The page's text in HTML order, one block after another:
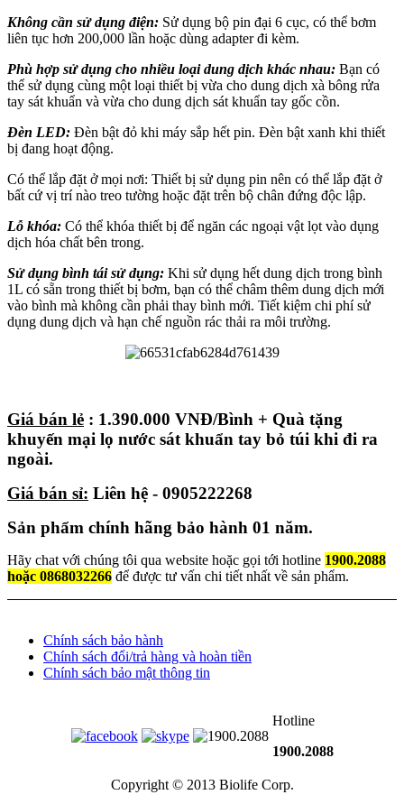
Không cần sử dụng điện: Sử dụng bộ pin đại 6 cục, có thể bơm
liên tục hơn 200,000 lần hoặc dùng adapter đi kèm.
Phù hợp sử dụng cho nhiều loại dung dịch khác nhau: Bạn có
thể sử dụng cùng một loại thiết bị vừa cho dung dịch xà bông rửa
tay sát khuẩn và vừa cho dung dịch sát khuẩn tay gốc cồn.
Đèn LED: Đèn bật đỏ khi máy sắp hết pin. Đèn bật xanh khi thiết
bị đang hoạt động.
Có thể lắp đặt ở mọi nơi: Thiết bị sử dụng pin nên có thể lắp đặt ở
bất cứ vị trí nào treo tường hoặc đặt trên bộ chân đứng độc lập.
Lỗ khóa: Có thể khóa thiết bị để ngăn các ngoại vật lọt vào dụng
dịch hóa chất bên trong.
Sử dụng bình tái sử dụng: Khi sử dụng hết dung dịch trong bình
1L có sẵn trong thiết bị bơm, bạn có thể châm thêm dung dịch mới
vào bình mà không cần phải thay bình mới. Tiết kiệm chi phí sử
dụng dung dịch và hạn chế nguồn rác thải ra môi trường.
Giá bán lẻ : 1.390.000 VNĐ/Bình + Quà tặng
khuyến mại lọ nước sát khuẩn tay bỏ túi khi đi ra
ngoài.
Giá bán sỉ: Liên hệ - 0905222268
Sản phẩm chính hãng bảo hành 01 năm.
Hãy chat với chúng tôi qua website hoặc gọi tới hotline 1900.2088
hoặc 0868032266 để được tư vấn chi tiết nhất về sản phẩm.
Chính sách bảo hành
Chính sách đổi/trả hàng và hoàn tiền
Chính sách bảo mật thông tin
Hotline
1900.2088
Copyright © 2013 Biolife Corp.